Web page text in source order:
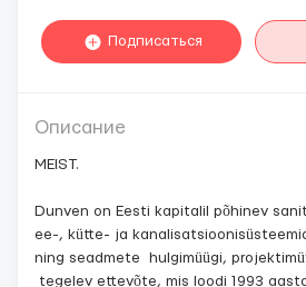
Подписаться
Описание
MEIST.
Dunven on Eesti kapitalil põhinev
ee-, kütte- ja
ning seadmete hulgimüügi,
tegelev ettevõte, mis loodi 1993